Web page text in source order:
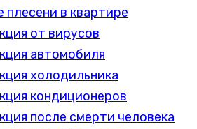
плесени в квартире
от вирусов
автомобиля
холодильника
кондиционеров
после смерти человека